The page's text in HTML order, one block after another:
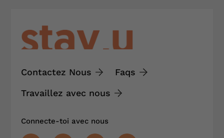
Contactez Nous
Faqs
Travaillez avec nous
Connecte-toi avec nous